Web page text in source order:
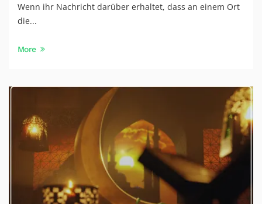
Wenn ihr Nachricht darüber erhaltet, dass an einem Ort
die...
More